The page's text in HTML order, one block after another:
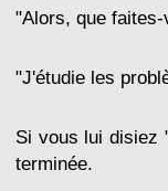
"Alors, que
"J'étudie les
Si vous lui disiez
terminée.